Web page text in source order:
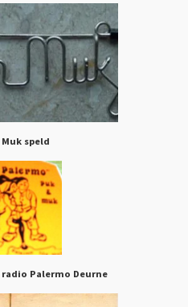
speld
Palermo Deurne